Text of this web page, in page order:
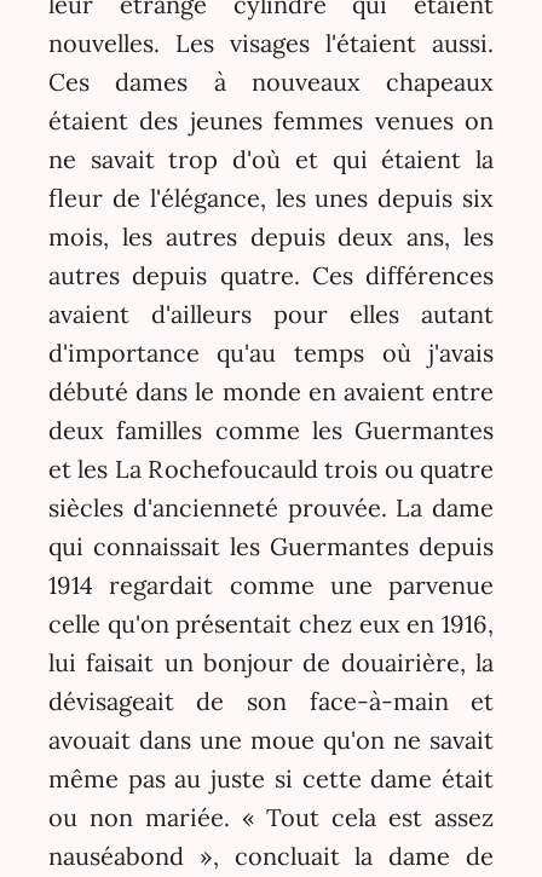
nouvelles. Les visages l'étaient aussi.
Ces dames à nouveaux chapeaux
étaient des jeunes femmes venues on
ne savait trop d'où et qui étaient la
fleur de l'élégance, les unes depuis six
mois, les autres depuis deux ans, les
autres depuis quatre. Ces différences
avaient d'ailleurs pour elles autant
d'importance qu'au temps où j'avais
débuté dans le monde en avaient entre
deux familles comme les Guermantes
et les La Rochefoucauld trois ou quatre
siècles d'ancienneté prouvée. La dame
qui connaissait les Guermantes depuis
1914 regardait comme une parvenue
celle qu'on présentait chez eux en 1916,
lui faisait un bonjour de douairière, la
dévisageait de son face-à-main et
avouait dans une moue qu'on ne savait
même pas au juste si cette dame était
ou non mariée. « Tout cela est assez
nauséabond », concluait la dame de